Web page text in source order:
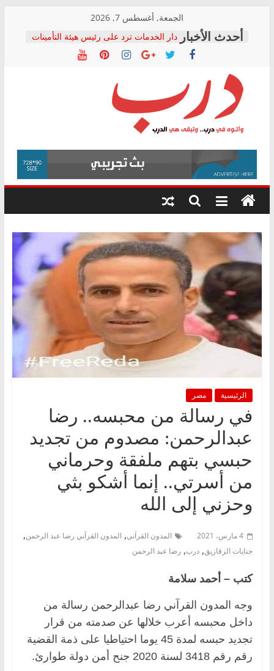
content
الجمعة, أغسطس 7, 2026
دار الخدمات ترد على رئيس هيئة التأمينات
بعد مؤتمره الصحفي: إنكار الأزمة لا ينهي
معاناة أصحاب المعاشات.. ونطالب بكشف
فرحات سليمان يكتب: القطاع الصحي إلى
أين؟
حزب التحالف الشعبي يطلق لجنة “الحق
في الصحة” بالإسكندرية لرصد الانتهاكات
ودعم المرضى
الوزاري لمدينة الصحفيين.. وانتهاء أعمال
إنشاء المبنى الإداري
المجلس القومي لحقوق الإنسان يعلن
متابعة قضية الدكتور محمد زهران.. ويؤكد:
قرينة البراءة وضمانات المحاكمة العادلة
درب
وأتوه
درب..
وتبقى
هي
الرئيسية مصر
في رسالة من محبسه.. رضا
عبدالرحمن: مصدوم من تجديد
حبسي بتهم ملفقة وحرماني
من أسرتي.. إنما أشكو بثي
وحزني إلى الله
4 مارس، 2021 المدون القرآني, المدون القرآني رضا عبد الرحمن,
جنايات الزقازيق, درب, رضا عبد الرحمن
كتب – أحمد سلامة
وجه المدون القرآني رضا عبدالرحمن رسالة من
داخل محبسه أعرب خلالها عن صدمته من قرار
تجديد حبسه لمدة 45 يوما احتياطيا على ذمة القضية
رقم رقم 3418 لسنة 2020 جنح أمن دولة طوارئ.